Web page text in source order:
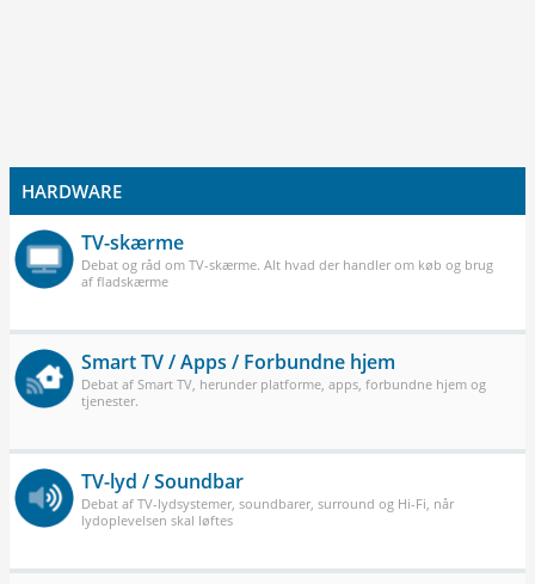
HARDWARE
TV-skærme
Debat og råd om TV-skærme. Alt hvad der handler om køb og brug
af fladskærme
Smart TV / Apps / Forbundne hjem
Debat af Smart TV, herunder platforme, apps, forbundne hjem og
tjenester.
TV-lyd / Soundbar
Debat af TV-lydsystemer, soundbarer, surround og Hi-Fi, når
lydoplevelsen skal løftes